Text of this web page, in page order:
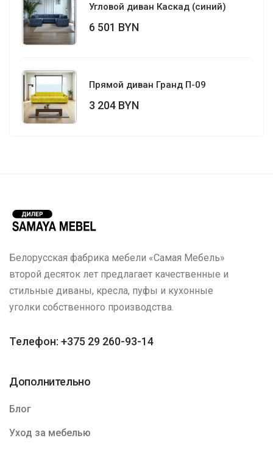
Угловой диван Каскад (синий)
6 501 BYN
Прямой диван Гранд П-09
3 204 BYN
Белорусская фабрика мебели «Самая Мебель»
второй десяток лет предлагает качественные и
стильные диваны, кресла, пуфы и кухонные
уголки собственного производства.
Телефон: +375 29 260-93-14
Дополнительно
Блог
Уход за мебелью